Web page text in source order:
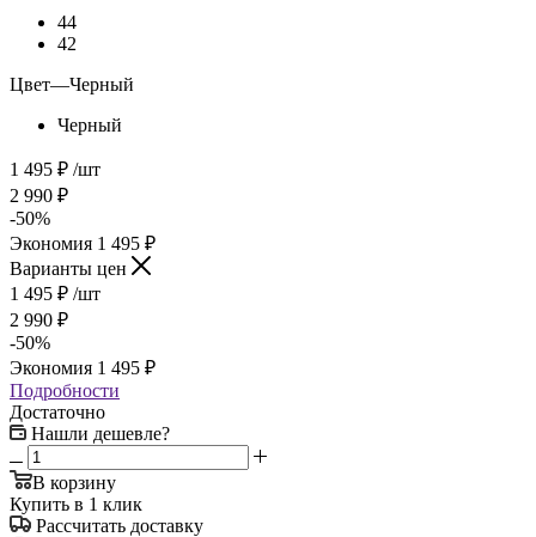
44
42
Цвет—Черный
Черный
1 495 ₽ /шт
2 990 ₽
-50%
Экономия 1 495 ₽
Варианты цен
1 495 ₽ /шт
2 990 ₽
-50%
Экономия 1 495 ₽
Подробности
Достаточно
Нашли дешевле?
В корзину
Купить в 1 клик
Рассчитать доставку